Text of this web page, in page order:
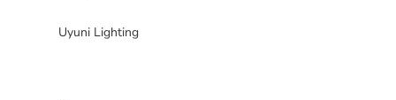
Uyuni Lighting